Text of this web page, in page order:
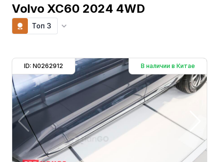
Volvo XC60 2024 4WD
Топ 3
ID: N0262912 В наличии в Китае